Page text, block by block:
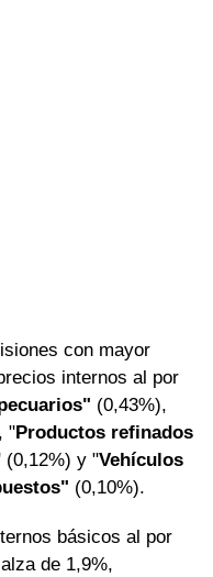
con mayor
internos al por
(0,43%),
"Productos refinados
(0,12%) y "Vehículos
(0,10%).
básicos al por
de 1,9%,